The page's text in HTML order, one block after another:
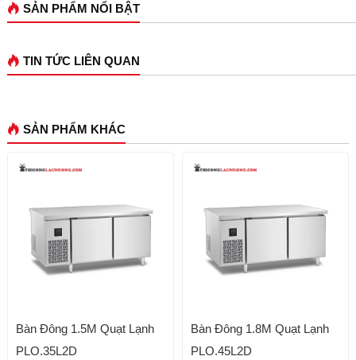
SẢN PHẨM NỔI BẬT
TIN TỨC LIÊN QUAN
SẢN PHẨM KHÁC
Bàn Đông 1.5M Quạt Lạnh
PLO.35L2D
Bàn Đông 1.8M Quạt Lạnh
PLO.45L2D